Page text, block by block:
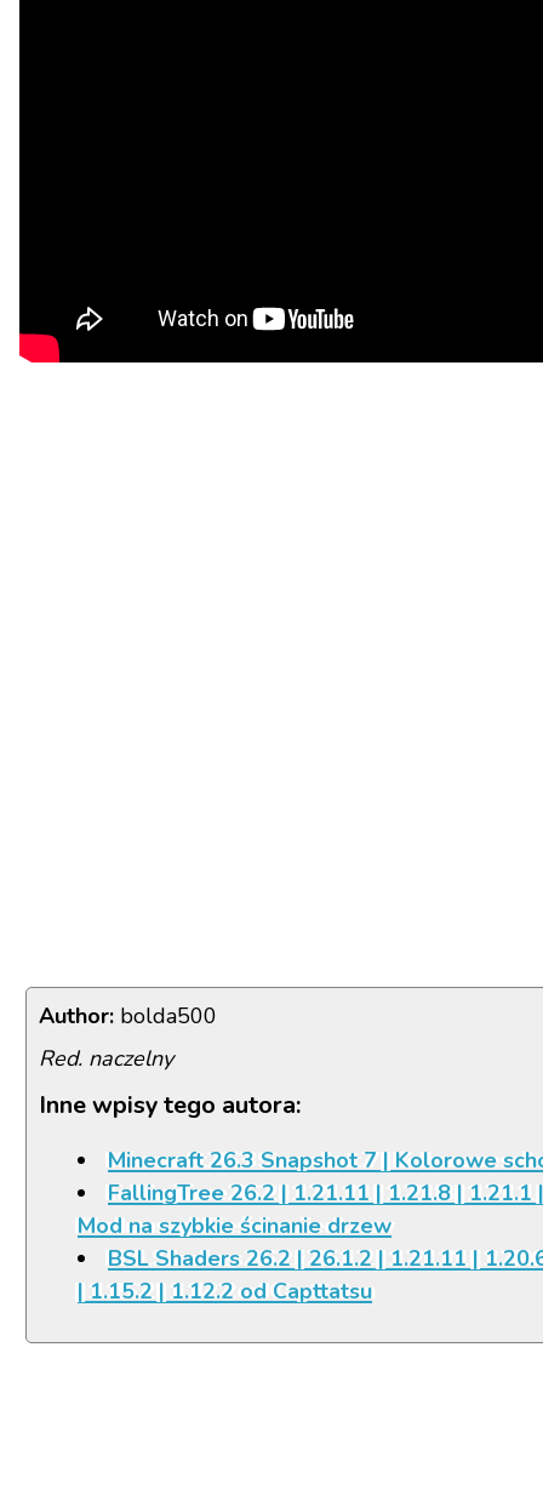
Author: bolda500
Red. naczelny
Inne wpisy tego autora:
Minecraft 26.3 Snapshot 7 | Kolorowe
FallingTree 26.2 | 1.21.11 | 1.21.8 |
Mod na szybkie ścinanie drzew
BSL Shaders 26.2 | 26.1.2 | 1.21.11 |
| 1.15.2 | 1.12.2 od Capttatsu